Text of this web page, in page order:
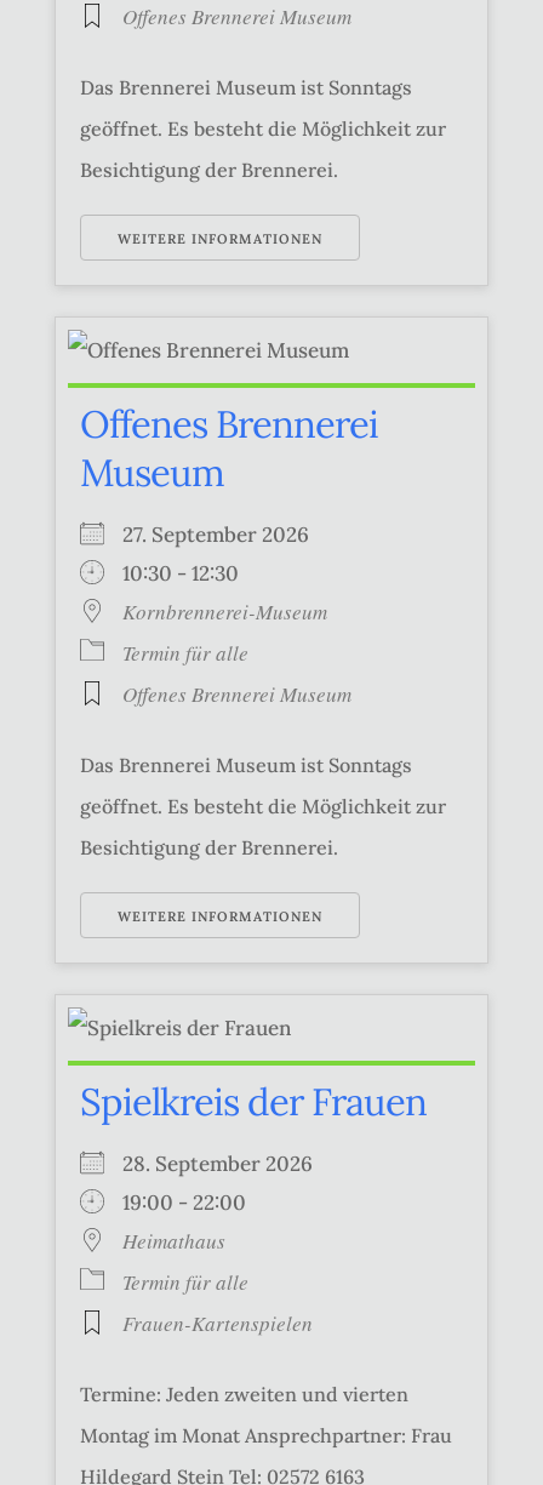
Offenes Brennerei Museum
Das Brennerei Museum ist Sonntags
geöffnet. Es besteht die Möglichkeit zur
Besichtigung der Brennerei.
WEITERE INFORMATIONEN
Offenes Brennerei
Museum
27. September 2026
10:30 - 12:30
Kornbrennerei-Museum
Termin für alle
Offenes Brennerei Museum
Das Brennerei Museum ist Sonntags
geöffnet. Es besteht die Möglichkeit zur
Besichtigung der Brennerei.
WEITERE INFORMATIONEN
Spielkreis der Frauen
28. September 2026
19:00 - 22:00
Heimathaus
Termin für alle
Frauen-Kartenspielen
Termine: Jeden zweiten und vierten
Montag im Monat Ansprechpartner: Frau
Hildegard Stein Tel: 02572 6163